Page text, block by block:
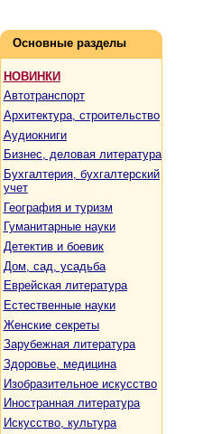
Основные разделы
НОВИНКИ
Автотранспорт
Архитектура, строительство
Аудиокниги
Бизнес, деловая литература
Бухгалтерия, бухгалтерский
учет
География и туризм
Гуманитарные науки
Детектив и боевик
Дом, сад, усадьба
Еврейская литература
Естественные науки
Женские секреты
Зарубежная литература
Здоровье, медицина
Изобразительное искусство
Иностранная литература
Искусство, культура